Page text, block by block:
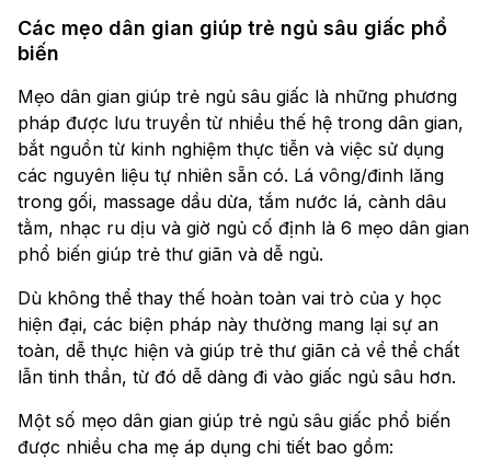
Các mẹo dân gian giúp trẻ ngủ sâu giấc phổ
biến
Mẹo dân gian giúp trẻ ngủ sâu giấc là những phương
pháp được lưu truyền từ nhiều thế hệ trong dân gian,
bắt nguồn từ kinh nghiệm thực tiễn và việc sử dụng
các nguyên liệu tự nhiên sẵn có. Lá vông/đinh lăng
trong gối, massage dầu dừa, tắm nước lá, cành dâu
tằm, nhạc ru dịu và giờ ngủ cố định là 6 mẹo dân gian
phổ biến giúp trẻ thư giãn và dễ ngủ.
Dù không thể thay thế hoàn toàn vai trò của y học
hiện đại, các biện pháp này thường mang lại sự an
toàn, dễ thực hiện và giúp trẻ thư giãn cả về thể chất
lẫn tinh thần, từ đó dễ dàng đi vào giấc ngủ sâu hơn.
Một số mẹo dân gian giúp trẻ ngủ sâu giấc phổ biến
được nhiều cha mẹ áp dụng chi tiết bao gồm: